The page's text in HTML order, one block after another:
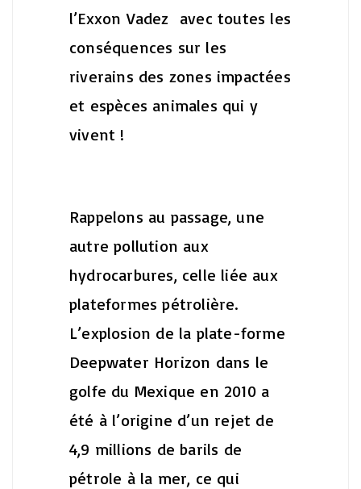
l’Exxon Vadez avec toutes les
conséquences sur les
riverains des zones impactées
et espèces animales qui y
vivent !
Rappelons au passage, une
autre pollution aux
hydrocarbures, celle liée aux
plateformes pétrolière.
L’explosion de la plate-forme
Deepwater Horizon dans le
golfe du Mexique en 2010 a
été à l’origine d’un rejet de
4,9 millions de barils de
pétrole à la mer, ce qui